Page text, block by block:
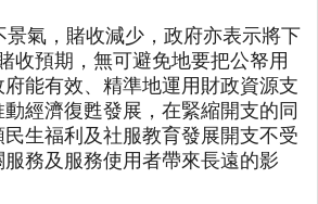
氣，賭收減少，政府亦表示將下
收預期，無可避免地要把公帑用
能有效、精準地運用財政資源支
經濟復甦發展，在緊縮開支的同
生福利及社服教育發展開支不受
務及服務使用者帶來長遠的影